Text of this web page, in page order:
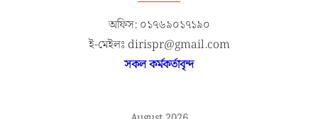
অফিস: ০১৭৬৯০১৭১৯০
ই-মেইলঃ dirispr@gmail.com
সকল কর্মকর্তাবৃন্দ